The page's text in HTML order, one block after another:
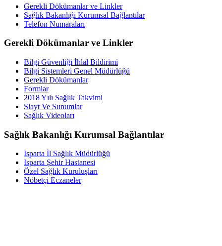
Gerekli Dökümanlar ve Linkler
Sağlık Bakanlığı Kurumsal Bağlantılar
Telefon Numaraları
Gerekli Dökümanlar ve Linkler
Bilgi Güvenliği İhlal Bildirimi
Bilgi Sistemleri Genel Müdürlüğü
Gerekli Dökümanlar
Formlar
2018 Yılı Sağlık Takvimi
Slayt Ve Sunumlar
Sağlık Videoları
Sağlık Bakanlığı Kurumsal Bağlantılar
Isparta İl Sağlık Müdürlüğü
Isparta Şehir Hastanesi
Özel Sağlık Kuruluşları
Nöbetçi Eczaneler